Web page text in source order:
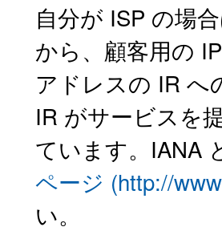
自分が ISP の場
から、顧客用の
アドレスの IR へ
IR がサービスを
ています。IANA
ページ (http://
い。